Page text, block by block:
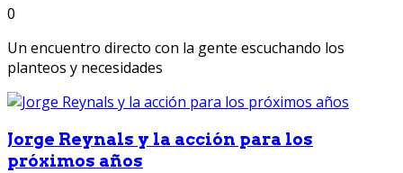
0
Un encuentro directo con la gente escuchando los
planteos y necesidades
Jorge Reynals y la acción para los
próximos años